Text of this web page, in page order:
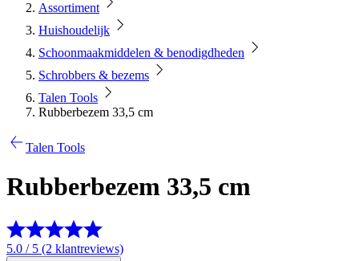
Assortiment
Huishoudelijk
Schoonmaakmiddelen & benodigdheden
Schrobbers & bezems
Talen Tools
Rubberbezem 33,5 cm
Talen Tools
Rubberbezem 33,5 cm
5.0 / 5 (2 klantreviews)